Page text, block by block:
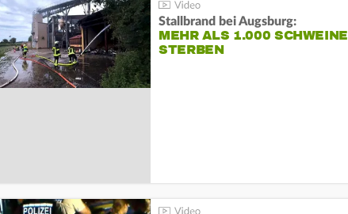
Stallbrand bei Augsburg:
MEHR ALS 1.000 SCHWEINE
STERBEN